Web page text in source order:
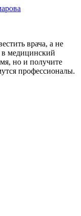
врача, а не
в медицинский
но и получите
профессионалы.